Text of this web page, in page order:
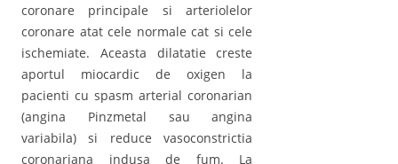
coronare principale si arteriolelor
coronare atat cele normale cat si cele
ischemiate. Aceasta dilatatie creste
aportul miocardic de oxigen la
pacienti cu spasm arterial coronarian
(angina Pinzmetal sau angina
variabila) si reduce vasoconstrictia
coronariana indusa de fum. La